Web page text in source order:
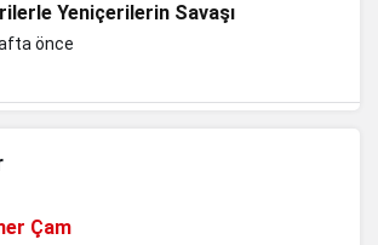
Yeniçerilerin Savaşı
önce
Çam